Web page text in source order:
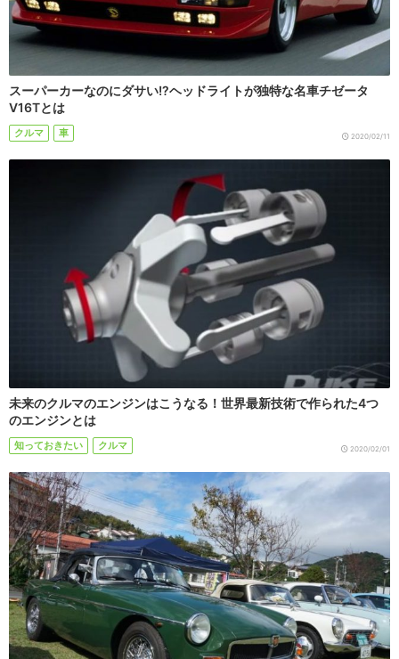
スーパーカーなのにダサい!?ヘッドライトが独特な名車チゼータ
V16Tとは
クルマ 車 2020/02/11
未来のクルマのエンジンはこうなる！世界最新技術で作られた4つ
のエンジンとは
知っておきたい クルマ 2020/02/01